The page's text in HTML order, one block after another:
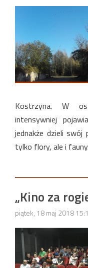
Kostrzyna. W
intensywniej
jednakże dzieli
tylko flory, ale i fauny.
„Kino za
piątek, 18 maj 2018